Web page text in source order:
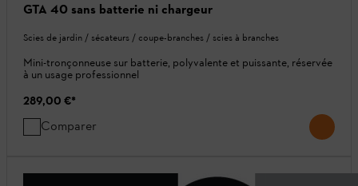
GTA 40 sans batterie ni chargeur
Scies de jardin / sécateurs / coupe-branches / scies à branches
Mini-tronçonneuse sur batterie, polyvalente et puissante, réservée
à un usage professionnel
289,00 €*
Comparer